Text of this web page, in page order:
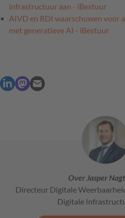
infrastructuur aan - iBestuur
AIVD en RDI waarschuwen voor
met generatieve AI - iBestuur
Over Jasper
Directeur Digitale
Digitale